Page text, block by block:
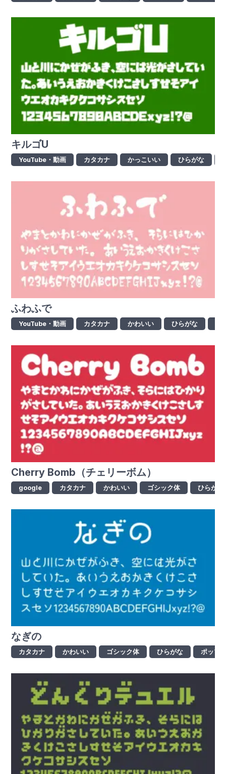
キルゴU
YouTube・動画 カタカナ かっこいい ひらがな
ふわふで
YouTube・動画 カタカナ かわいい ひらがな
Cherry Bomb（チェリーボム）
google カタカナ かわいい ゴシック体 ひらがな
なぎの
カタカナ かわいい ゴシック体 ひらがな ポップ